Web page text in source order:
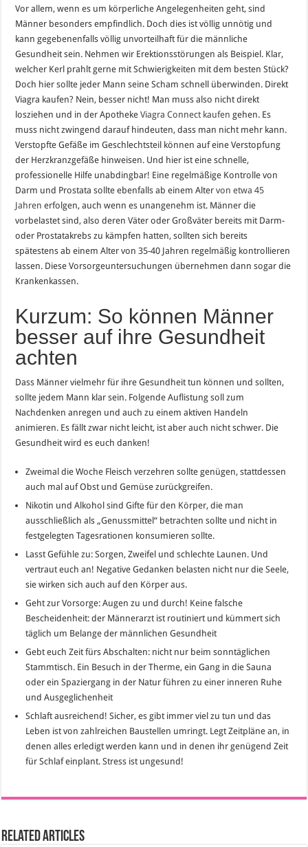
Vor allem, wenn es um körperliche Angelegenheiten geht, sind
Männer besonders empfindlich. Doch dies ist völlig unnötig und
kann gegebenenfalls völlig unvorteilhaft für die männliche
Gesundheit sein. Nehmen wir Erektionsstörungen als Beispiel. Klar,
welcher Kerl prahlt gerne mit Schwierigkeiten mit dem besten Stück?
Doch hier sollte jeder Mann seine Scham schnell überwinden. Direkt
Viagra kaufen? Nein, besser nicht! Man muss also nicht direkt
losziehen und in der ApothekeViagra Connect kaufen gehen. Es
muss nicht zwingend darauf hindeuten, dass man nicht mehr kann.
Verstopfte Gefäße im Geschlechtsteil können auf eine Verstopfung
der Herzkranzgefäße hinweisen. Und hier ist eine schnelle,
professionelle Hilfe unabdingbar! Eine regelmäßige Kontrolle von
Darm und Prostata sollte ebenfalls ab einem Altervon etwa 45
Jahren erfolgen, auch wenn es unangenehm ist. Männer die
vorbelastet sind, also deren Väter oder Großväter bereits mit Darm-
oder Prostatakrebs zu kämpfen hatten, sollten sich bereits
spätestens ab einem Alter von 35-40 Jahren regelmäßig kontrollieren
lassen. Diese Vorsorgeuntersuchungen übernehmen dann sogar die
Krankenkassen.
Kurzum: So können Männer
besser auf ihre Gesundheit
achten
Dass Männer vielmehr für ihre Gesundheit tun können und sollten,
sollte jedem Mann klar sein. Folgende Auflistung soll zum
Nachdenken anregen und auch zu einem aktiven Handeln
animieren. Es fällt zwar nicht leicht, ist aber auch nicht schwer. Die
Gesundheit wird es euch danken!
Zweimal die Woche Fleisch verzehren sollte genügen, stattdessen
auch mal auf Obst und Gemüse zurückgreifen.
Nikotin und Alkohol sind Gifte für den Körper, die man
ausschließlich als „Genussmittel“ betrachten sollte und nicht in
festgelegten Tagesrationen konsumieren sollte.
Lasst Gefühle zu: Sorgen, Zweifel und schlechte Launen. Und
vertraut euch an! Negative Gedanken belasten nicht nur die Seele,
sie wirken sich auch auf den Körper aus.
Geht zur Vorsorge: Augen zu und durch! Keine falsche
Bescheidenheit: der Männerarzt ist routiniert und kümmert sich
täglich um Belange der männlichen Gesundheit
Gebt euch Zeit fürs Abschalten: nicht nur beim sonntäglichen
Stammtisch. Ein Besuch in der Therme, ein Gang in die Sauna
oder ein Spaziergang in der Natur führen zu einer inneren Ruhe
und Ausgeglichenheit
Schlaft ausreichend! Sicher, es gibt immer viel zu tun und das
Leben ist von zahlreichen Baustellen umringt. Legt Zeitpläne an, in
denen alles erledigt werden kann und in denen ihr genügend Zeit
für Schlaf einplant. Stress ist ungesund!
Related Articles